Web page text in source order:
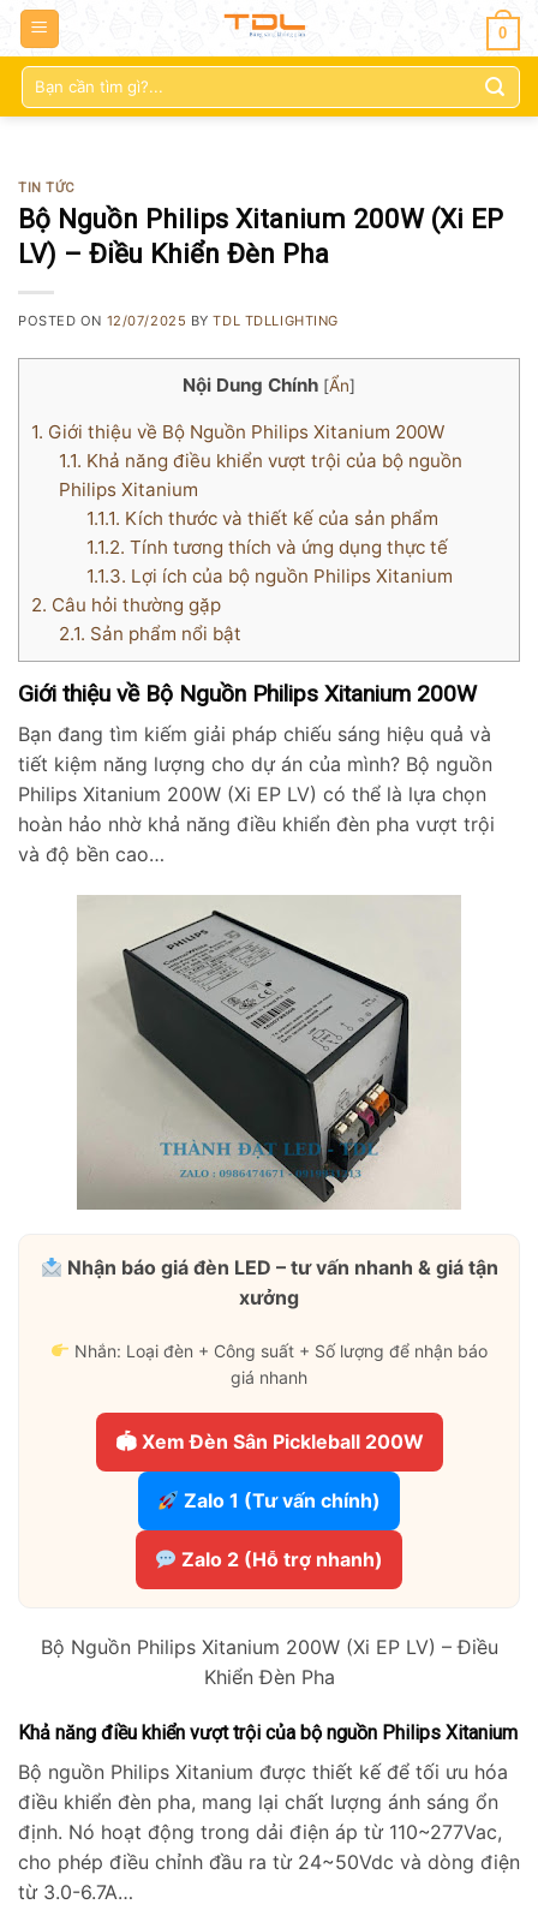
0
Tìm
kiếm:
TIN TỨC
Bộ Nguồn Philips Xitanium 200W (Xi EP
LV) – Điều Khiển Đèn Pha
POSTED ON 12/07/2025 BYTDL TDLLIGHTING
Nội Dung Chính [Ẩn]
1. Giới thiệu về Bộ Nguồn Philips Xitanium 200W
1.1. Khả năng điều khiển vượt trội của bộ nguồn
Philips Xitanium
1.1.1. Kích thước và thiết kế của sản phẩm
1.1.2. Tính tương thích và ứng dụng thực tế
1.1.3. Lợi ích của bộ nguồn Philips Xitanium
2. Câu hỏi thường gặp
2.1. Sản phẩm nổi bật
Giới thiệu về Bộ Nguồn Philips Xitanium 200W
Bạn đang tìm kiếm giải pháp chiếu sáng hiệu quả và
tiết kiệm năng lượng cho dự án của mình? Bộ nguồn
Philips Xitanium 200W (Xi EP LV) có thể là lựa chọn
hoàn hảo nhờ khả năng điều khiển đèn pha vượt trội
và độ bền cao…
Nhận báo giá đèn LED – tư vấn nhanh & giá tận
xưởng
Nhắn: Loại đèn + Công suất + Số lượng để nhận báo
giá nhanh
🏟 Xem Đèn Sân Pickleball 200W
Zalo 1 (Tư vấn chính)
Zalo 2 (Hỗ trợ nhanh)
Bộ Nguồn Philips Xitanium 200W (Xi EP LV) – Điều
Khiển Đèn Pha
Khả năng điều khiển vượt trội của bộ nguồn Philips Xitanium
Bộ nguồn Philips Xitanium được thiết kế để tối ưu hóa
điều khiển đèn pha, mang lại chất lượng ánh sáng ổn
định. Nó hoạt động trong dải điện áp từ 110~277Vac,
cho phép điều chỉnh đầu ra từ 24~50Vdc và dòng điện
từ 3.0-6.7A…